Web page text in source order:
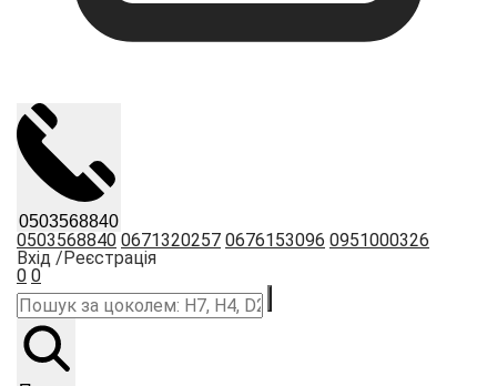
0503568840
0503568840 0671320257 0676153096 0951000326
Вхід /Реєстрація
0 0